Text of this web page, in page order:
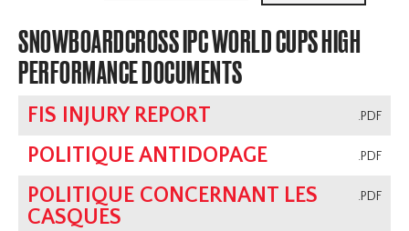
SNOWBOARDCROSS IPC WORLD CUPS HIGH
PERFORMANCE DOCUMENTS
.PDF
FIS INJURY REPORT
.PDF
POLITIQUE ANTIDOPAGE
.PDF
POLITIQUE CONCERNANT LES
CASQUES